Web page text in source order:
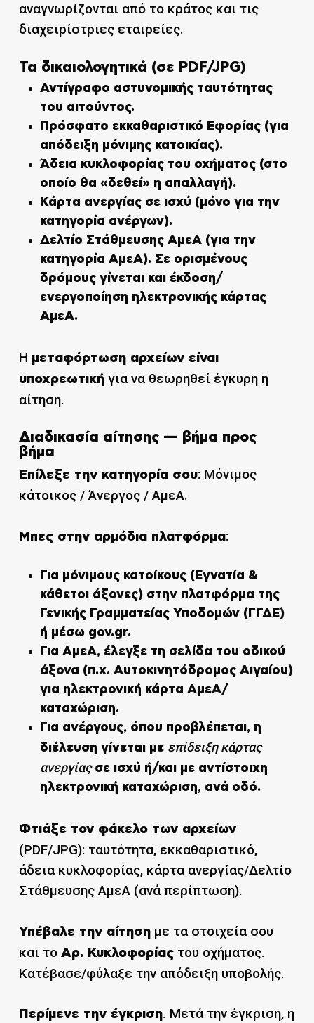
αναγνωρίζονται από το κράτος και τις
διαχειρίστριες εταιρείες.
Τα δικαιολογητικά (σε PDF/JPG)
Αντίγραφο αστυνομικής ταυτότητας
του αιτούντος.
Πρόσφατο εκκαθαριστικό Εφορίας(για
απόδειξη μόνιμης κατοικίας).
Άδεια κυκλοφορίαςτου οχήματος (στο
οποίο θα «δεθεί» η απαλλαγή).
Κάρτα ανεργίαςσε ισχύ (μόνο για την
κατηγορία ανέργων).
Δελτίο Στάθμευσης ΑμεΑ(για την
κατηγορία ΑμεΑ). Σε ορισμένους
δρόμους γίνεται και έκδοση/
ενεργοποίηση ηλεκτρονικής κάρτας
ΑμεΑ.
Η μεταφόρτωση αρχείων είναι
υποχρεωτικήγια να θεωρηθεί έγκυρη η
αίτηση.
Διαδικασία αίτησης — βήμα προς
βήμα
Επίλεξε την κατηγορία σου: Μόνιμος
κάτοικος / Άνεργος / ΑμεΑ.
Μπες στην αρμόδια πλατφόρμα:
Για μόνιμους κατοίκους(Εγνατία &
κάθετοι άξονες) στην πλατφόρμα της
Γενικής Γραμματείας Υποδομών (ΓΓΔΕ)
ή μέσω gov.gr.
Για ΑμεΑ, έλεγξε τη σελίδα του οδικού
άξονα (π.χ. Αυτοκινητόδρομος Αιγαίου)
για ηλεκτρονική κάρτα ΑμεΑ/
καταχώριση.
Για ανέργους, όπου προβλέπεται, η
διέλευση γίνεται με επίδειξη κάρτας
ανεργίαςσε ισχύ ή/και με αντίστοιχη
ηλεκτρονική καταχώριση, ανά οδό.
Φτιάξε τον φάκελο των αρχείων
(PDF/JPG): ταυτότητα, εκκαθαριστικό,
άδεια κυκλοφορίας, κάρτα ανεργίας/Δελτίο
Στάθμευσης ΑμεΑ (ανά περίπτωση).
Υπέβαλε την αίτησημε τα στοιχεία σου
και το Αρ. Κυκλοφορίαςτου οχήματος.
Κατέβασε/φύλαξε την απόδειξη υποβολής.
Περίμενε την έγκριση. Μετά την έγκριση, η